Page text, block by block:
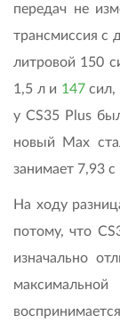
передач не
трансмиссия с
литровой 150
1,5 л и 147сил,
у CS35 Plus
новый Мах
занимает 7,93 с
На ходу
потому, что
изначально